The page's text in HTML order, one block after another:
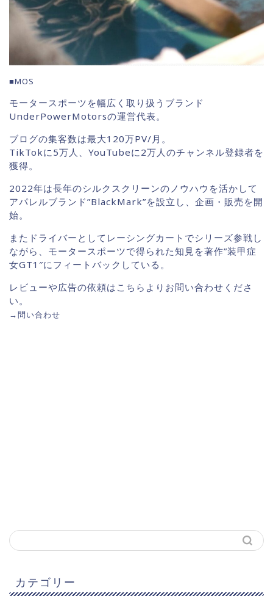
■MOS
モータースポーツを幅広く取り扱うブランド
UnderPowerMotorsの運営代表。
ブログの集客数は最大120万PV/月。
TikTokに5万人、YouTubeに2万人のチャンネル登録者を
獲得。
2022年は長年のシルクスクリーンのノウハウを活かして
アパレルブランド”BlackMark”を設立し、企画・販売を開
始。
またドライバーとしてレーシングカートでシリーズ参戦し
ながら、モータースポーツで得られた知見を著作”装甲症
女GT1″にフィートバックしている。
レビューや広告の依頼はこちらよりお問い合わせくださ
い。
→問い合わせ
カテゴリー